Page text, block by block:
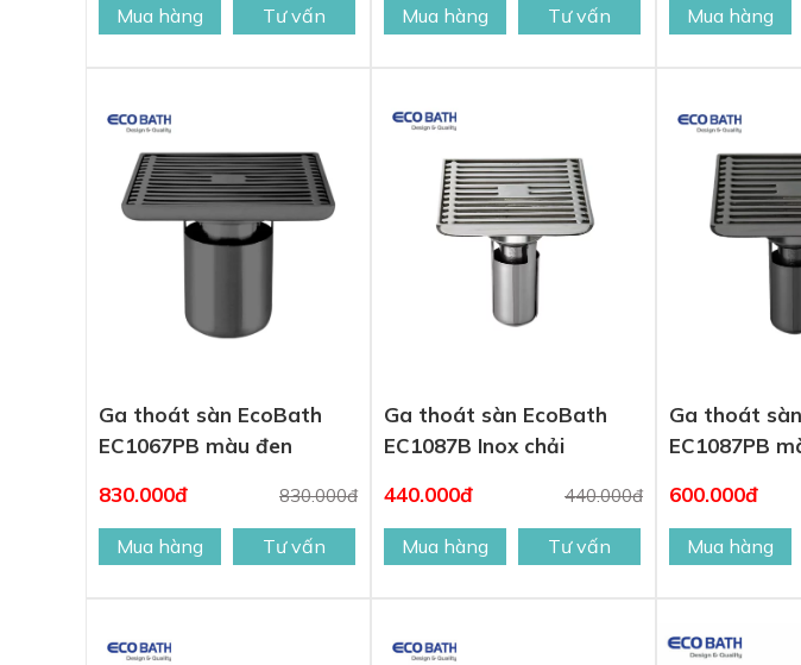
Mua hàng Tư vấn Mua hàng Tư vấn Mua hàng
Ga thoát sàn EcoBath
EC1067PB màu đen
830.000đ
830.000đ
Mua hàng Tư vấn
Ga thoát sàn EcoBath
EC1087B Inox chải
440.000đ
440.000đ
Mua hàng Tư vấn
Ga thoát
EC1087PB
600.000đ
Mua hàng